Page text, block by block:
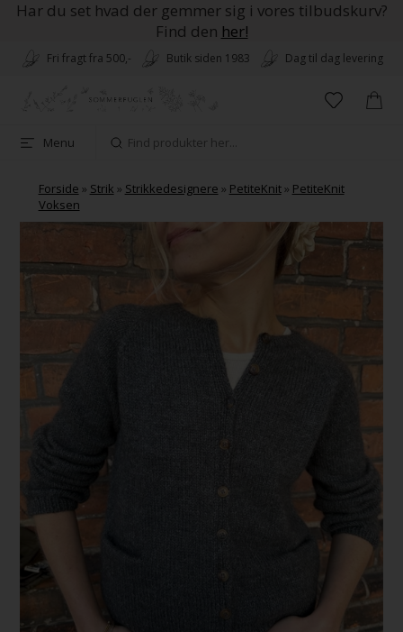
Har du set hvad der gemmer sig i vores tilbudskurv?
Find den her!
Fri fragt fra 500,- Butik siden 1983 Dag til dag levering
Menu
Forside » Strik » Strikkedesignere » PetiteKnit» PetiteKnit
Voksen